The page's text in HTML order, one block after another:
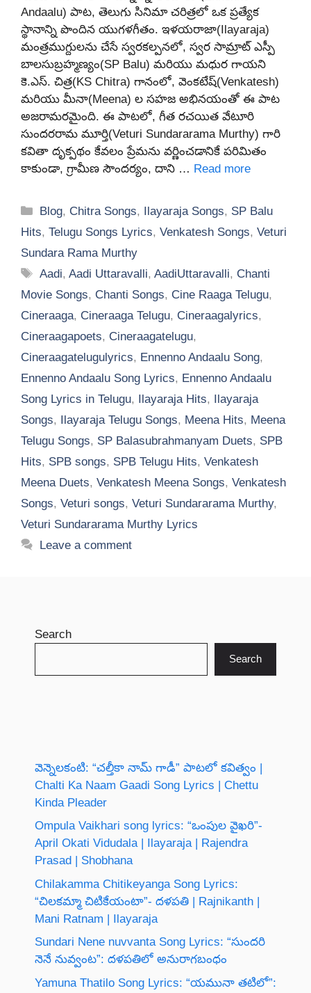
Andaalu) పాట, తెలుగు సినిమా చరిత్రలో ఒక ప్రత్యేక
స్థానాన్ని పొందిన యుగళగీతం. ఇళయరాజా(Ilayaraja)
మంత్రముగ్దులను చేసే స్వరకల్పనలో, స్వర సామ్రాట్ ఎస్పీ
బాలసుబ్రహ్మణ్యం(SP Balu) మరియు మధుర గాయని
కె.ఎస్. చిత్ర(KS Chitra) గానంలో, వెంకటేష్(Venkatesh)
మరియు మీనా(Meena) ల సహజ అభినయంతో ఈ పాట
అజరామరమైంది. ఈ పాటలో, గీత రచయిత వేటూరి
సుందరరామ మూర్తి(Veturi Sundararama Murthy) గారి
కవితా దృక్పథం కేవలం ప్రేమను వర్ణించడానికే పరిమితం
కాకుండా, గ్రామీణ సౌందర్యం, దాని … Read more
Categories
Blog, Chitra Songs, Ilayaraja Songs, SP Balu
Hits, Telugu Songs Lyrics, Venkatesh Songs, Veturi
Sundara Rama Murthy
Tags
Aadi,Aadi Uttaravalli,AadiUttaravalli, Chanti
Movie Songs, Chanti Songs, Cine Raaga Telugu,
Cineraaga, Cineraaga Telugu, Cineraagalyrics,
Cineraagapoets, Cineraagatelugu,
Cineraagatelugulyrics, Ennenno Andaalu Song,
Ennenno Andaalu Song Lyrics, Ennenno Andaalu
Song Lyrics in Telugu, Ilayaraja Hits, Ilayaraja
Songs, Ilayaraja Telugu Songs, Meena Hits, Meena
Telugu Songs, SP Balasubrahmanyam Duets, SPB
Hits, SPB songs, SPB Telugu Hits, Venkatesh
Meena Duets, Venkatesh Meena Songs, Venkatesh
Songs, Veturi songs, Veturi Sundararama Murthy,
Veturi Sundararama Murthy Lyrics
Leave a comment
Search
Search
వెన్నెలకంటి: “చల్తీకా నామ్ గాడీ” పాటలో కవిత్వం |
Chalti Ka Naam Gaadi Song Lyrics | Chettu
Kinda Pleader
Ompula Vaikhari song lyrics: “ఒంపుల వైఖరి”-
April Okati Vidudala | Ilayaraja | Rajendra
Prasad | Shobhana
Chilakamma Chitikeyanga Song Lyrics:
“చిలకమ్మా చిటికేయంటా”- దళపతి | Rajnikanth |
Mani Ratnam | Ilayaraja
Sundari Nene nuvvanta Song Lyrics: “సుందరి
నెనే నువ్వంట”: దళపతిలో అనురాగబంధం
Yamuna Thatilo Song Lyrics: “యమునా తటిలో”: